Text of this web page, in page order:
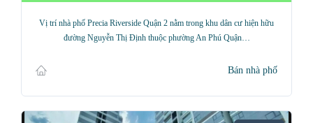
Vị trí nhà phố Precia Riverside Quận 2 nằm trong khu dân cư hiện hữu
đường Nguyễn Thị Định thuộc phường An Phú Quận…
Bán nhà phố